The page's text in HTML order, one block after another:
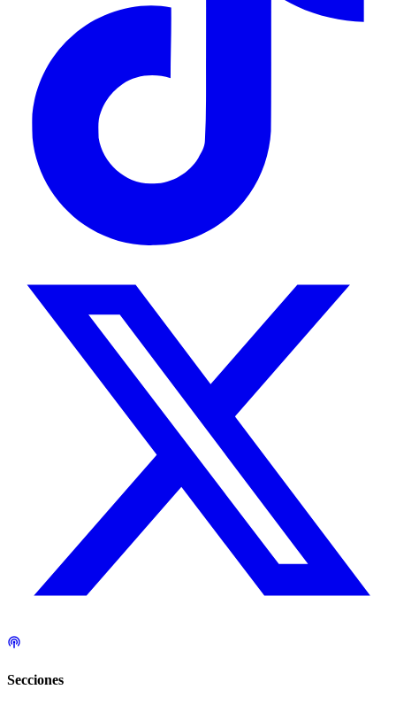
Secciones